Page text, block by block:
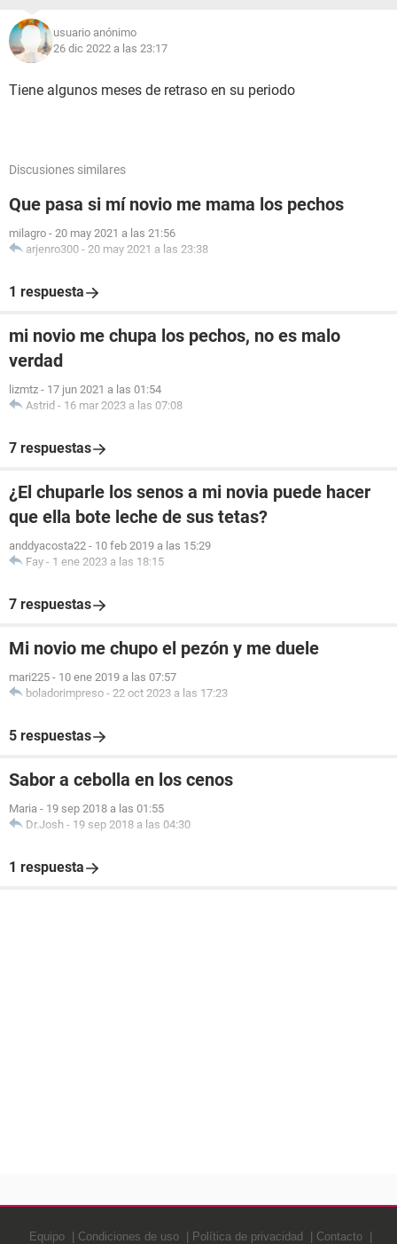
usuario anónimo
26 dic 2022 a las 23:17
Tiene algunos meses de retraso en su periodo
Discusiones similares
Que pasa si mí novio me mama los pechos
milagro - 20 may 2021 a las 21:56
arjenro300 - 20 may 2021 a las 23:38
1 respuesta
mi novio me chupa los pechos, no es malo
verdad
lizmtz - 17 jun 2021 a las 01:54
Astrid - 16 mar 2023 a las 07:08
7 respuestas
¿El chuparle los senos a mi novia puede hacer
que ella bote leche de sus tetas?
anddyacosta22 - 10 feb 2019 a las 15:29
Fay - 1 ene 2023 a las 18:15
7 respuestas
Mi novio me chupo el pezón y me duele
mari225 - 10 ene 2019 a las 07:57
boladorimpreso - 22 oct 2023 a las 17:23
5 respuestas
Sabor a cebolla en los cenos
Maria - 19 sep 2018 a las 01:55
Dr.Josh - 19 sep 2018 a las 04:30
1 respuesta
Equipo Condiciones de uso Política de privacidad Contacto